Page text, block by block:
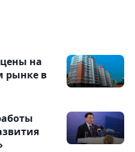
на
рынке в